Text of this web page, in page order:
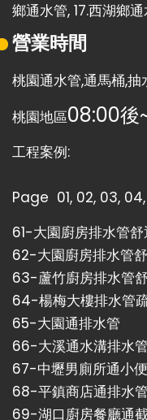
鄉通水管, 17.西湖鄉通
營業時間
桃園通水管,通馬桶,抽
桃園地區08:00後
工程案例:
Page 01, 02, 03, 04,
61-大園廚房排水管舒
62-大園廚房排水管
63-蘆竹廚房排水管
64-楊梅大樓排水管
65-大園通排水管
66-大溪通水溝排水管
67-中壢男廁所通小
68-平鎮商店通排水管
69-湖口廚房餐廳通